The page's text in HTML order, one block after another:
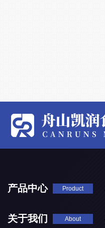
产品中心 Product
关于我们 About